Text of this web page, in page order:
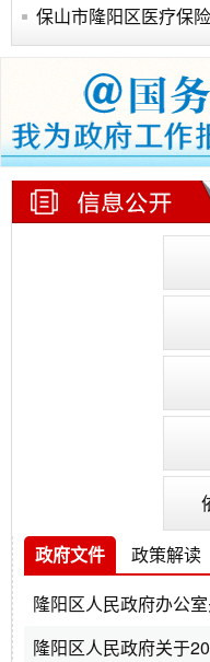
政府文件 政策解读